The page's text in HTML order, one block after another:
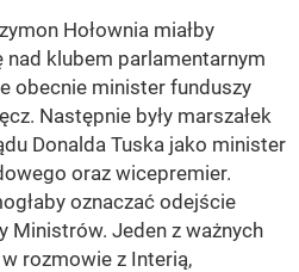
Hołownia miałby
klubem parlamentarnym
obecnie minister funduszy
Następnie były marszałek
Donalda Tuska jako minister
oraz wicepremier.
oznaczać odejście
Ministrów. Jeden z ważnych
rozmowie z Interią,